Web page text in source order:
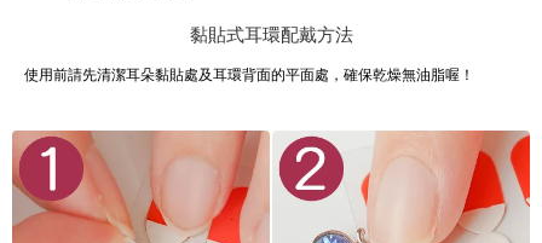
黏貼式耳環配戴方法
使用前請先清潔耳朵黏貼處及耳環背面的平面處，確保乾燥無油脂喔！